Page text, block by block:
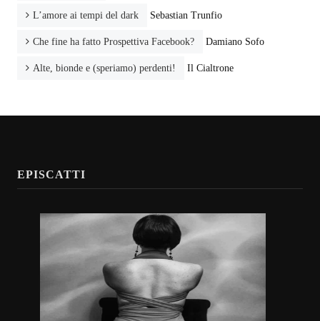
L’amore ai tempi del dark Sebastian Trunfio
Che fine ha fatto Prospettiva Facebook? Damiano Sofo
Alte, bionde e (speriamo) perdenti! Il Cialtrone
EPISCATTI